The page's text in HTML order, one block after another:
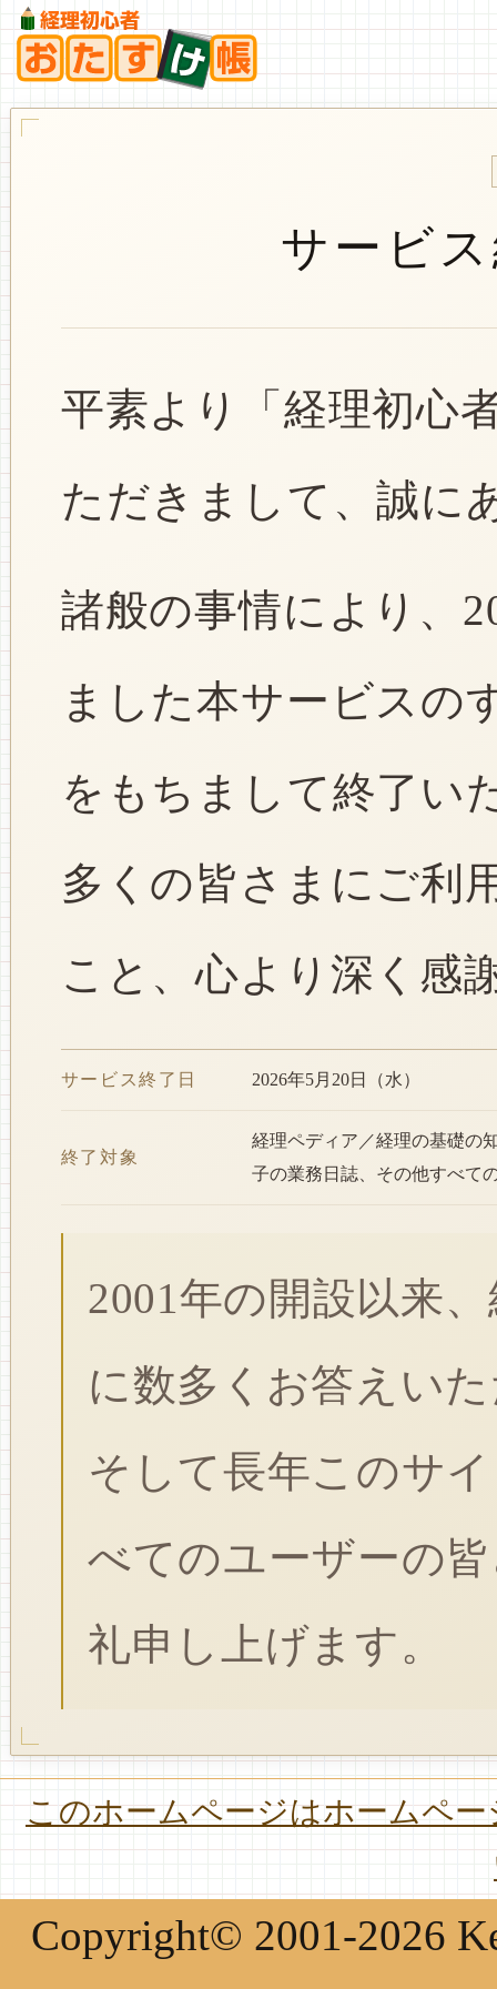
サービ
平素より「経理初心
ただきまして、誠に
諸般の事情により、
ました本サービスの
をもちまして終了い
多くの皆さまにご利
こと、心より深く感
サービス終了日 2026年5月20日（水）
終了対象
経理ペディア／経理の基礎の
子の業務日誌、その他すべて
2001年の開設以来
に数多くお答えい
そして長年このサ
べてのユーザーの
礼申し上げます。
このホームページはホームペ
Copyright© 2001-2026